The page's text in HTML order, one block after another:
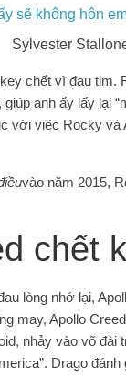
Sylvester
chết vì đau tim.
anh ấy lấy lại
với việc Rocky và
vào năm 2015,
chết
lòng nhớ lại,
may, Apollo
nhảy vào võ
Drago